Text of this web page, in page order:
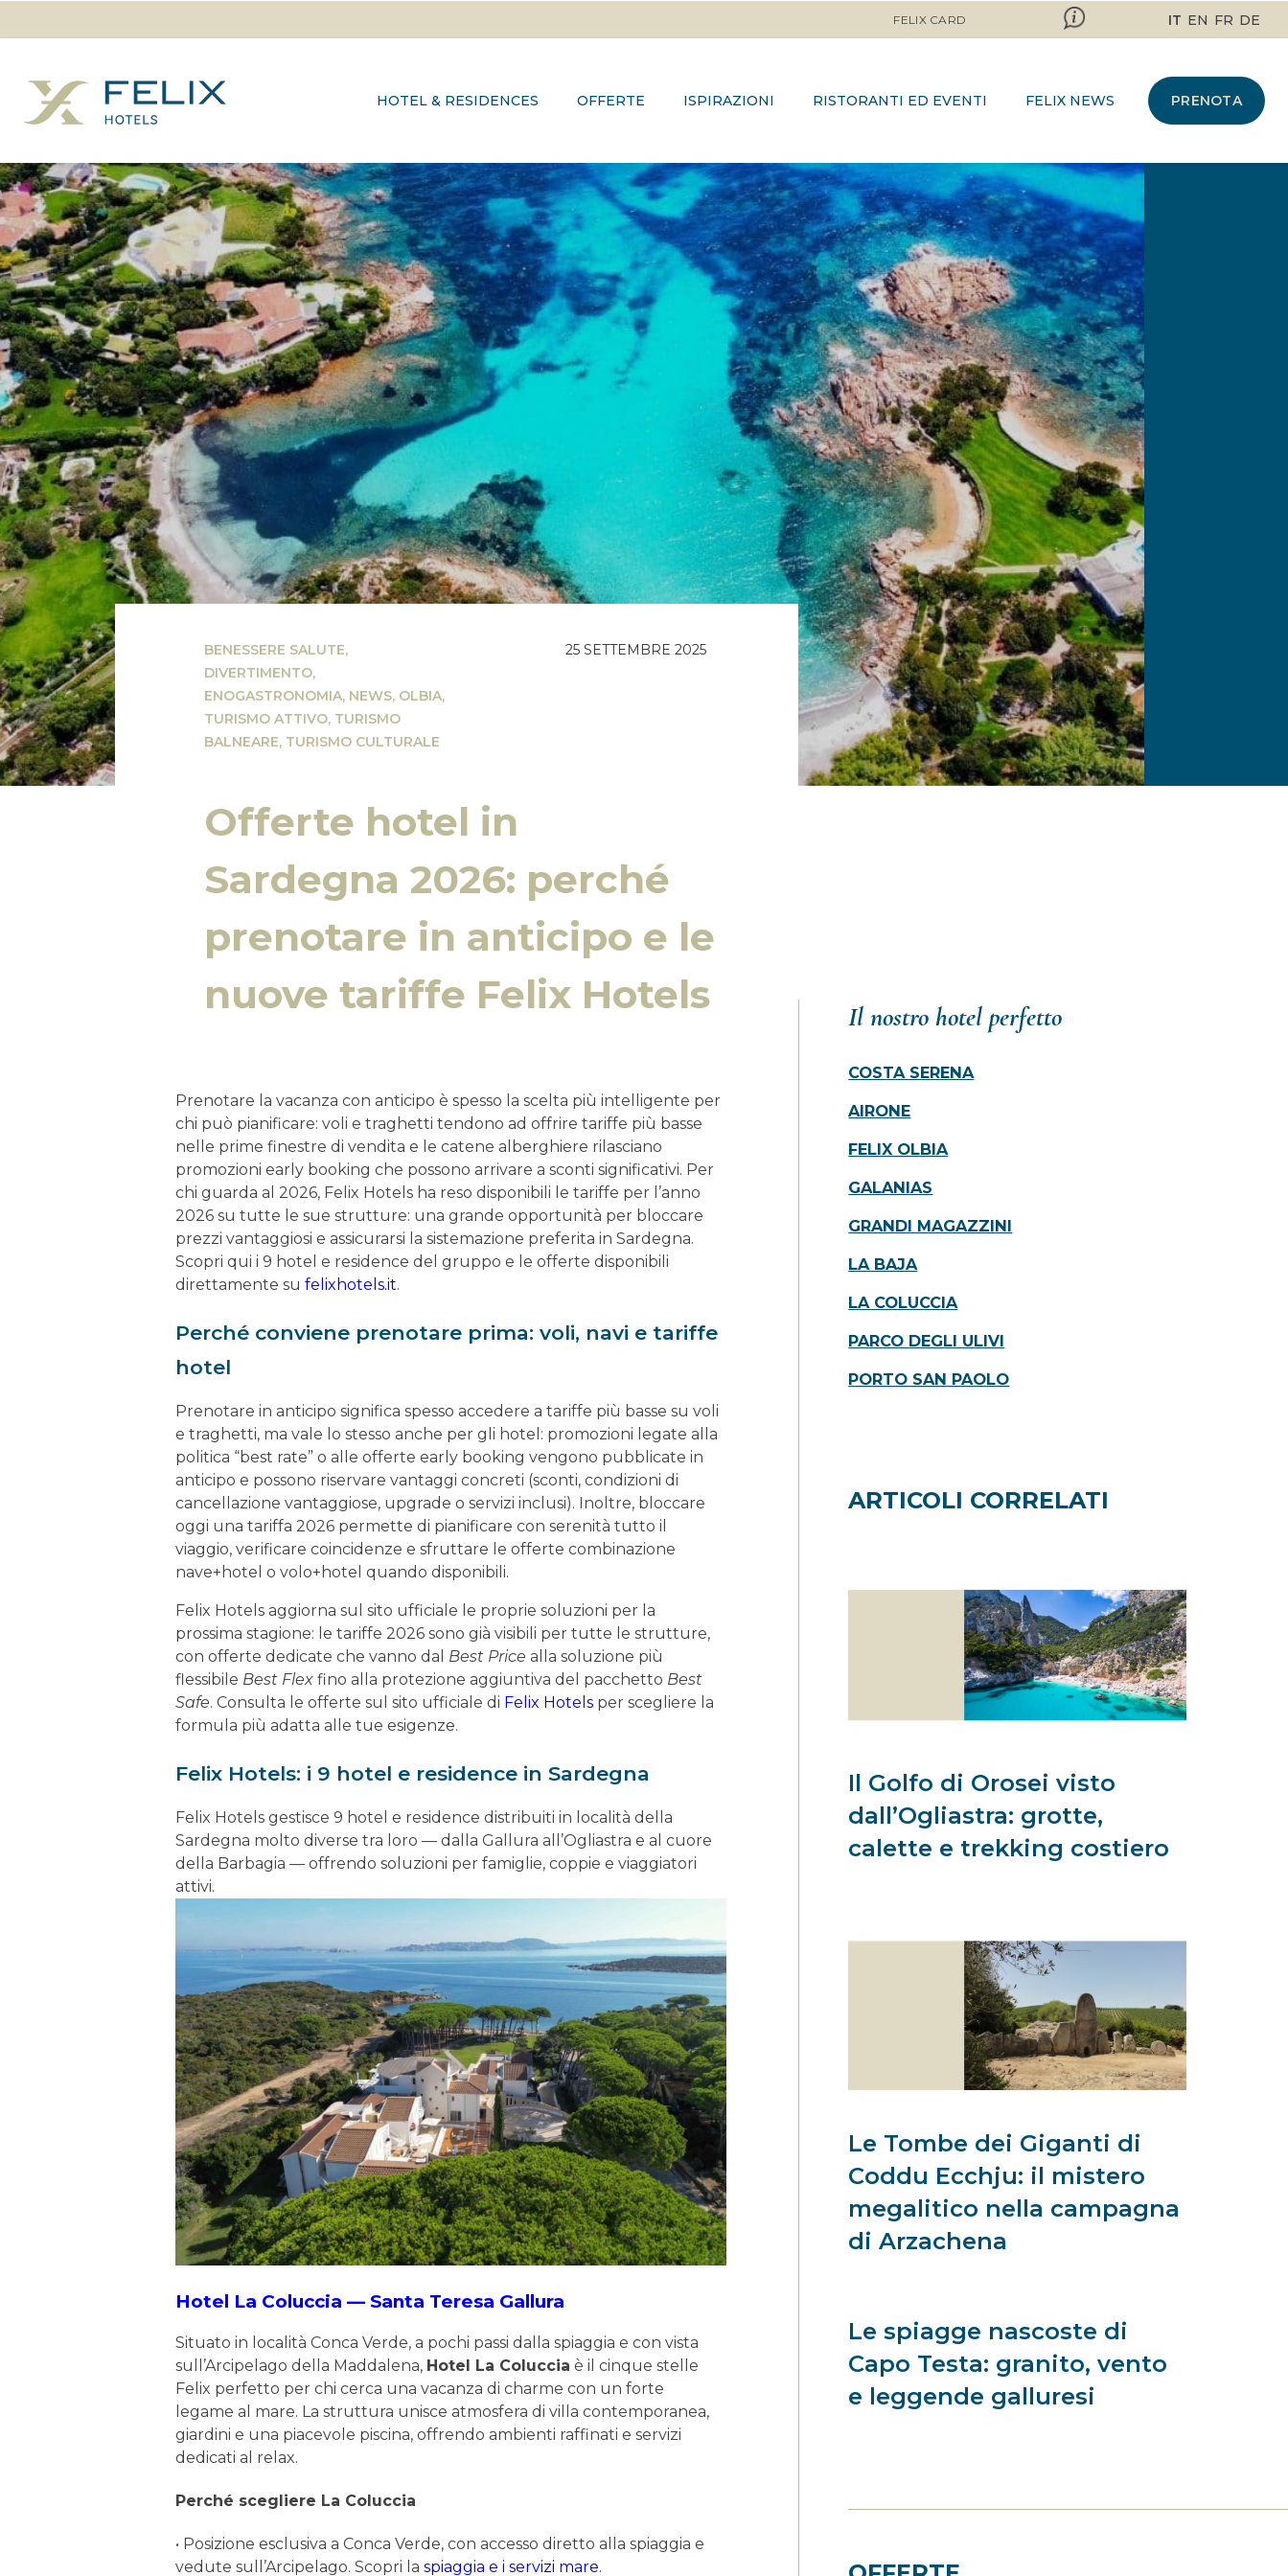
FELIX CARD IT EN FR DE
HOTEL & RESIDENCES OFFERTE ISPIRAZIONI RISTORANTI ED EVENTI FELIX NEWS PRENOTA
BENESSERE SALUTE,
DIVERTIMENTO,
ENOGASTRONOMIA, NEWS, OLBIA,
TURISMO ATTIVO, TURISMO
BALNEARE, TURISMO CULTURALE
25 SETTEMBRE 2025
Offerte hotel in
Sardegna 2026: perché
prenotare in anticipo e le
nuove tariffe Felix Hotels
Prenotare la vacanza con anticipo è spesso la scelta più intelligente per
chi può pianificare: voli e traghetti tendono ad offrire tariffe più basse
nelle prime finestre di vendita e le catene alberghiere rilasciano
promozioni early booking che possono arrivare a sconti significativi. Per
chi guarda al 2026, Felix Hotels ha reso disponibili le tariffe per l’anno
2026 su tutte le sue strutture: una grande opportunità per bloccare
prezzi vantaggiosi e assicurarsi la sistemazione preferita in Sardegna.
Scopri qui i 9 hotel e residence del gruppo e le offerte disponibili
direttamente sufelixhotels.it.
Perché conviene prenotare prima: voli, navi e tariffe
hotel
Prenotare in anticipo significa spesso accedere a tariffe più basse su voli
e traghetti, ma vale lo stesso anche per gli hotel: promozioni legate alla
politica “best rate” o alle offerte early booking vengono pubblicate in
anticipo e possono riservare vantaggi concreti (sconti, condizioni di
cancellazione vantaggiose, upgrade o servizi inclusi). Inoltre, bloccare
oggi una tariffa 2026 permette di pianificare con serenità tutto il
viaggio, verificare coincidenze e sfruttare le offerte combinazione
nave+hotel o volo+hotel quando disponibili.
Felix Hotels aggiorna sul sito ufficiale le proprie soluzioni per la
prossima stagione: le tariffe 2026 sono già visibili per tutte le strutture,
con offerte dedicate che vanno dal Best Price alla soluzione più
flessibile Best Flex fino alla protezione aggiuntiva del pacchetto Best
Safe. Consulta le offerte sul sito ufficiale di Felix Hotels per scegliere la
formula più adatta alle tue esigenze.
Felix Hotels: i 9 hotel e residence in Sardegna
Felix Hotels gestisce 9 hotel e residence distribuiti in località della
Sardegna molto diverse tra loro — dalla Gallura all’Ogliastra e al cuore
della Barbagia — offrendo soluzioni per famiglie, coppie e viaggiatori
attivi.
Hotel La Coluccia — Santa Teresa Gallura
Situato in località Conca Verde, a pochi passi dalla spiaggia e con vista
sull’Arcipelago della Maddalena, Hotel La Coluccia è il cinque stelle
Felix perfetto per chi cerca una vacanza di charme con un forte
legame al mare. La struttura unisce atmosfera di villa contemporanea,
giardini e una piacevole piscina, offrendo ambienti raffinati e servizi
dedicati al relax.
Perché scegliere La Coluccia
• Posizione esclusiva a Conca Verde, con accesso diretto alla spiaggia e
vedute sull’Arcipelago. Scopri laspiaggia e i servizi mare.
Il nostro hotel perfetto
COSTA SERENA
AIRONE
FELIX OLBIA
GALANIAS
GRANDI MAGAZZINI
LA BAJA
LA COLUCCIA
PARCO DEGLI ULIVI
PORTO SAN PAOLO
ARTICOLI CORRELATI
Il Golfo di Orosei visto
dall’Ogliastra: grotte,
calette e trekking costiero
Le Tombe dei Giganti di
Coddu Ecchju: il mistero
megalitico nella campagna
di Arzachena
Le spiagge nascoste di
Capo Testa: granito, vento
e leggende galluresi